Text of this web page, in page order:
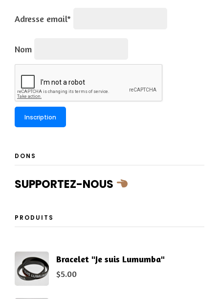
Adresse email*
Nom
DONS
SUPPORTEZ-NOUS
PRODUITS
Bracelet "Je suis Lumumba"
$5.00